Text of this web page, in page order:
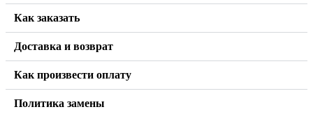
Как заказать
Доставка и возврат
Как произвести оплату
Политика замены